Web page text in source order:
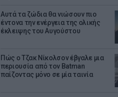
Αυτά τα ζώδια θα νιώσουν πιο
έντονα την ενέργεια της ολικής
έκλειψης του Αυγούστου
Πώς ο Τζακ Νίκολσον έβγαλε μια
περιουσία από τον Batman
παίζοντας μόνο σε μία ταινία